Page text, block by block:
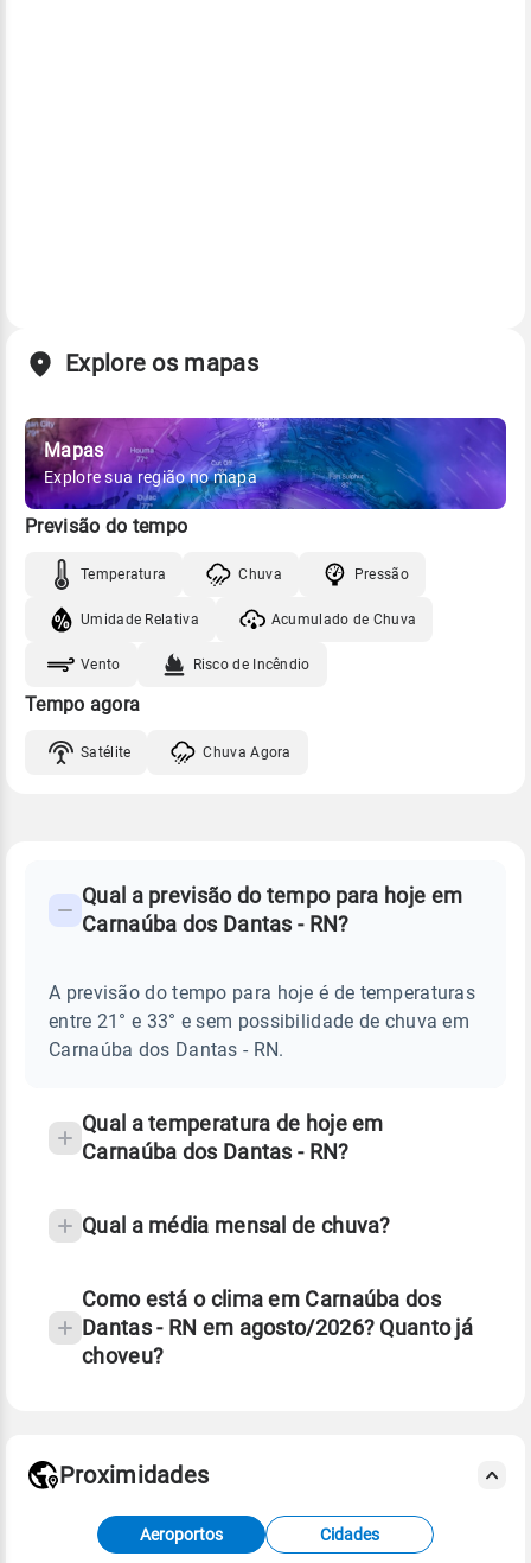
Explore os mapas
Mapas
Explore sua região no mapa
Previsão do tempo
Temperatura Chuva Pressão
Umidade Relativa Acumulado de Chuva
Vento Risco de Incêndio
Tempo agora
Satélite Chuva Agora
PREVISÃO
TEMPO
CARNAÚBA
DANTAS
Perguntas
sobre
chuva
Qual a previsão do tempo para hoje em
Carnaúba dos Dantas - RN?
A previsão do tempo para hoje é de temperaturas
entre 21° e 33° e sem possibilidade de chuva em
Carnaúba dos Dantas - RN.
Qual a temperatura de hoje em
Carnaúba dos Dantas - RN?
Qual a média mensal de chuva?
Fonte: 30 anos de dados de reanálise ERA5.
Como está o clima em Carnaúba dos
Dantas - RN em agosto/2026? Quanto já
choveu?
Fonte: dados combinados de estações
meteorológicas e satélite do Centro de Previsão
Proximidades
Aeroportos Cidades